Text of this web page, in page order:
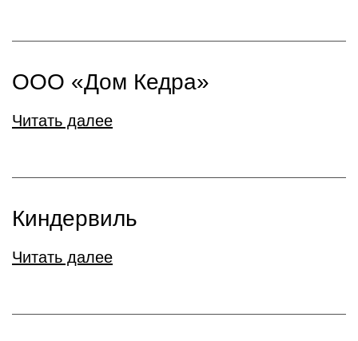
ООО «Дом Кедра»
Читать далее
Киндервиль
Читать далее